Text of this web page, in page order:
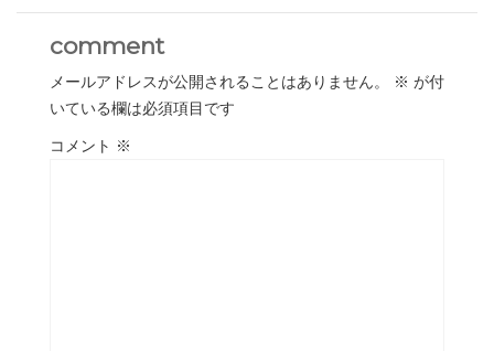
comment
メールアドレスが公開されることはありません。 ※ が付
いている欄は必須項目です
コメント ※